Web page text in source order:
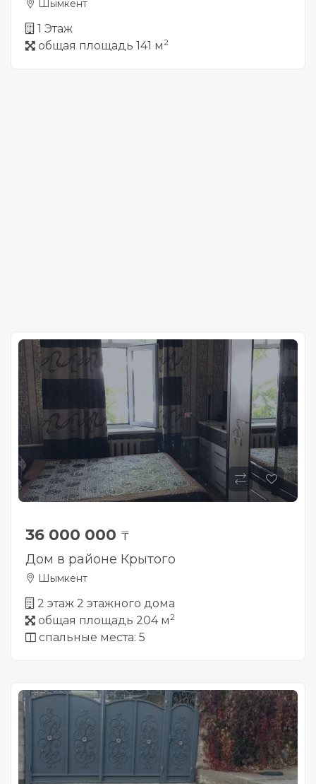
Шымкент
1 Этаж
общая площадь 141 м2
36 000 000 ₸
Дом в районе Крытого
Шымкент
2 этаж 2 этажного дома
общая площадь 204 м2
спальные места: 5